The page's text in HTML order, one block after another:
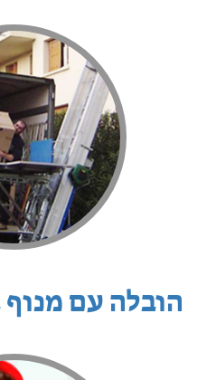
הובלה עם מנוף